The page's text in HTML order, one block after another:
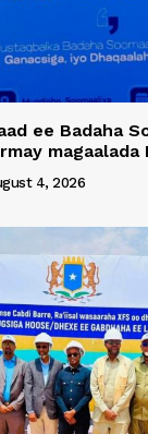
ee Badaha
magaalada
4, 2026